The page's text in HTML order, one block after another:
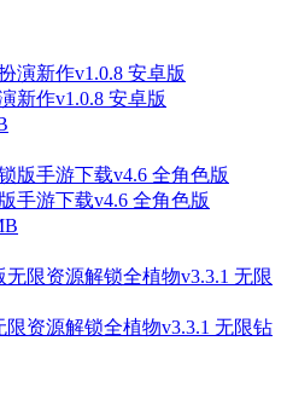
新作v1.0.8 安卓版
手游下载v4.6 全角色版
资源解锁全植物v3.3.1 无限钻